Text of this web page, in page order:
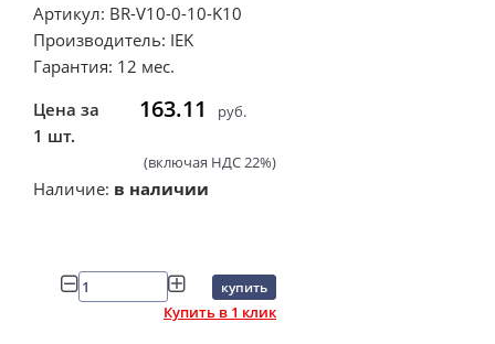
Артикул: BR-V10-0-10-K10
Производитель: IEK
Гарантия: 12 мес.
Цена за
1 шт.
163.11 руб.
(включая НДС 22%)
Наличие: в наличии
купить
Купить в 1 клик